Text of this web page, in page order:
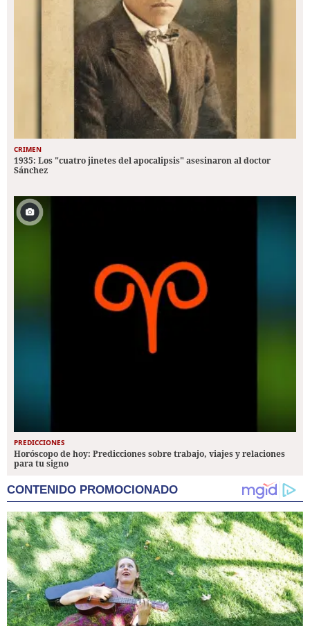
CRIMEN
1935: Los "cuatro jinetes del apocalipsis" asesinaron al doctor
Sánchez
PREDICCIONES
Horóscopo de hoy: Predicciones sobre trabajo, viajes y relaciones
para tu signo
CONTENIDO PROMOCIONADO